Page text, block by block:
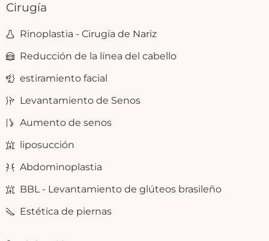
Cirugía
Rinoplastia - Cirugía de Nariz
Reducción de la línea del cabello
estiramiento facial
Levantamiento de Senos
Aumento de senos
liposucción
Abdominoplastia
BBL - Levantamiento de glúteos brasileño
Estética de piernas